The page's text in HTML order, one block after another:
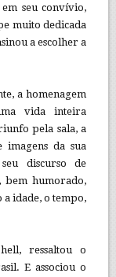
seu convívio,
muito dedicada
a escolher a
a homenagem
vida inteira
pela sala, a
da sua
discurso de
bem humorado,
a idade, o tempo,
ressaltou o
E associou o